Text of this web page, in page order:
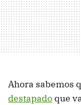
Ahora sabemos
destapado que